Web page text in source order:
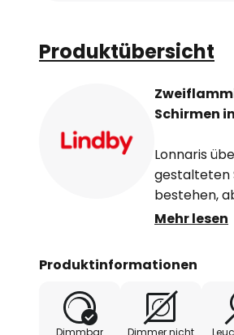
Produktübersicht
Schirmen
Lonnaris
gestalteten
bestehen,
Wiener
Wärme in
passgenau
Mehr lesen
Produktinformationen
Dimmbar
Dimmer nicht